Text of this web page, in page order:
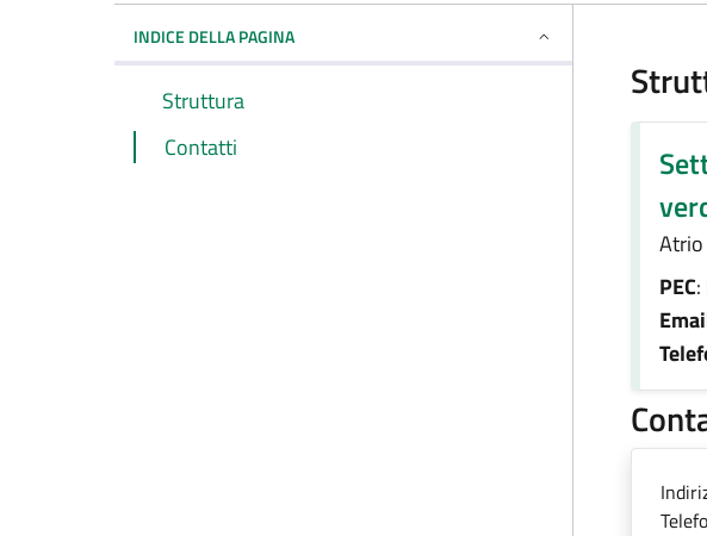
INDICE DELLA PAGINA
Struttura
Contatti
PEC